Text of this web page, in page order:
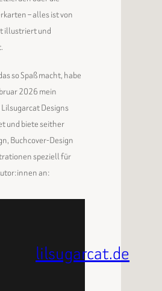
– alles ist von
illustriert und
so Spaß macht, habe
2026 mein
Lilsugarcat Designs
und biete seither
Buchcover-Design
speziell für
an:
lilsugarcat.de